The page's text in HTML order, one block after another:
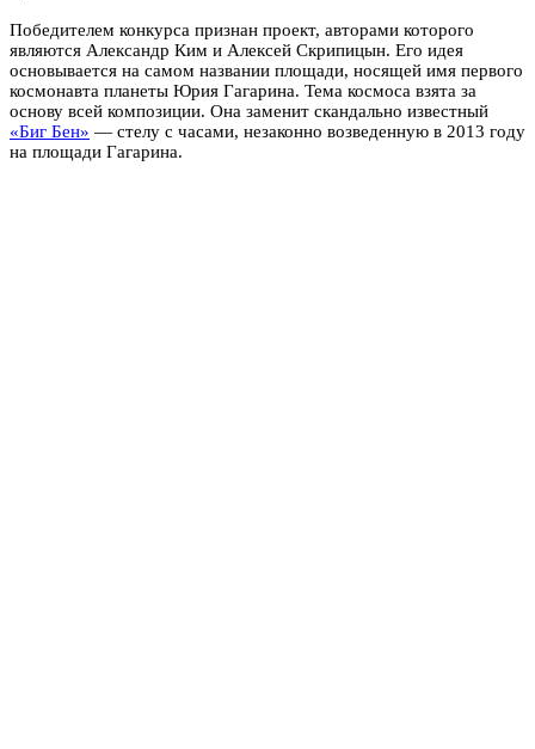
Победителем конкурса признан проект, авторами которого
являются Александр Ким и Алексей Скрипицын. Его идея
основывается на самом названии площади, носящей имя первого
космонавта планеты Юрия Гагарина. Тема космоса взята за
основу всей композиции. Она заменит скандально известный
«Биг Бен» — стелу с часами, незаконно возведенную в 2013 году
на площади Гагарина.